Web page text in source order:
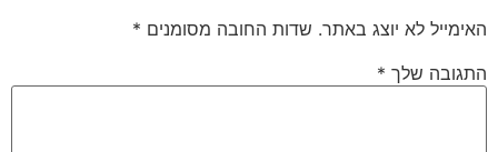
האימייל לא יוצג באתר. שדות החובה מסומנים *
התגובה שלך *